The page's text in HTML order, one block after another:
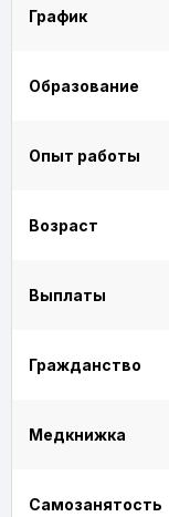
График
Образование
Опыт работы
Возраст
Выплаты
Гражданство
Медкнижка
Самозанятость